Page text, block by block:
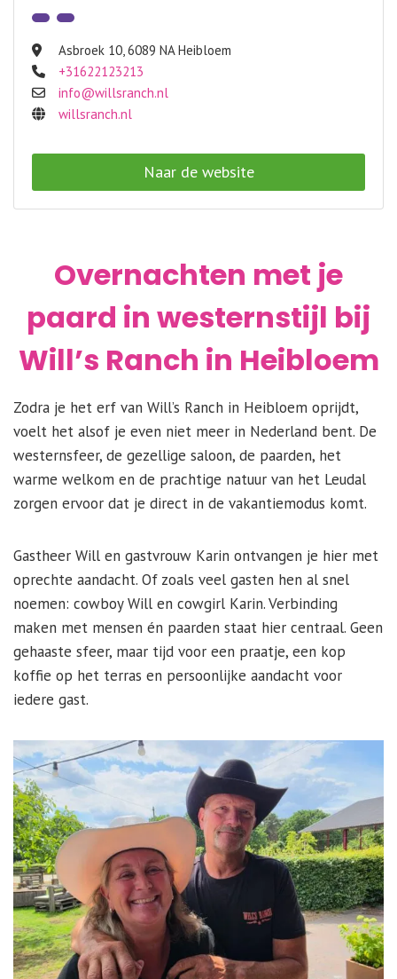
Asbroek 10,6089 NA Heibloem
+31622123213
info@willsranch.nl
willsranch.nl
Naar de website
Overnachten met je
paard in westernstijl bij
Will’s Ranch in Heibloem
Zodra je het erf van Will’s Ranch in Heibloem oprijdt,
voelt het alsof je even niet meer in Nederland bent. De
westernsfeer, de gezellige saloon, de paarden, het
warme welkom en de prachtige natuur van het Leudal
zorgen ervoor dat je direct in de vakantiemodus komt.
Gastheer Will en gastvrouw Karin ontvangen je hier met
oprechte aandacht. Of zoals veel gasten hen al snel
noemen: cowboy Will en cowgirl Karin. Verbinding
maken met mensen én paarden staat hier centraal. Geen
gehaaste sfeer, maar tijd voor een praatje, een kop
koffie op het terras en persoonlijke aandacht voor
iedere gast.